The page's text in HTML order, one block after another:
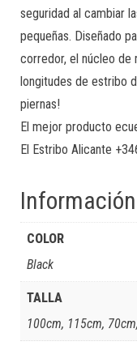
seguridad al cambiar
pequeñas. Diseñado
corredor, el núcleo de
longitudes de estribo
piernas!
El mejor producto
El Estribo Alicante
COLOR
Black
TALLA
100cm, 115cm,